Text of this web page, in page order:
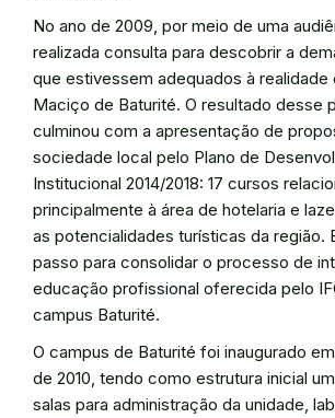
No ano de 2009, por meio de uma
realizada consulta para descobrir a
que estivessem adequados à realidade
Maciço de Baturité. O resultado desse
culminou com a apresentação de
sociedade local pelo Plano de
Institucional 2014/2018: 17 cursos
principalmente à área de hotelaria e
as potencialidades turísticas da região.
passo para consolidar o processo de
educação profissional oferecida pelo
campus Baturité.
O campus de Baturité foi inaugurado
de 2010, tendo como estrutura inicial
salas para administração da unidade,